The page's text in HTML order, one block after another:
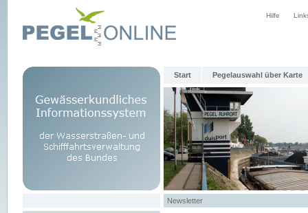
Hilfe
Start Pegelauswahl über Karte
Newsletter